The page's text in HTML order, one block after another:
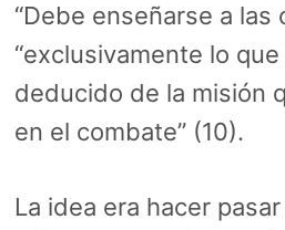
“Debe enseñarse a las
“exclusivamente lo
deducido de la misión
en el combate” (10).
La idea era hacer